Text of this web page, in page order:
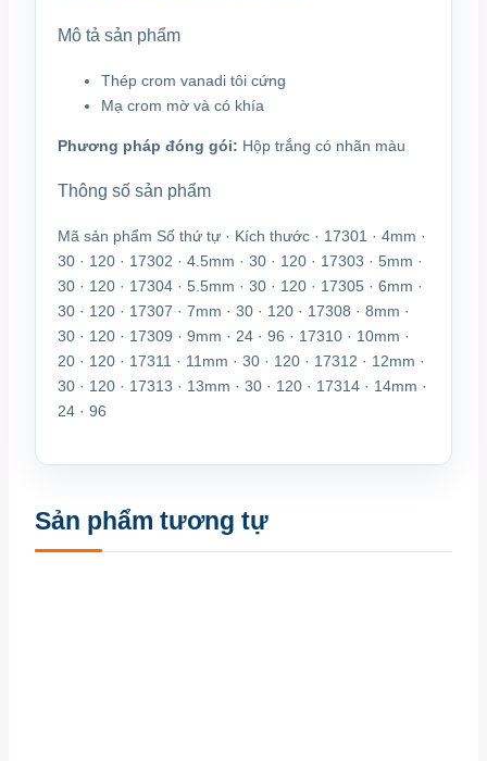
Mô tả sản phẩm
Thép crom vanadi tôi cứng
Mạ crom mờ và có khía
Phương pháp đóng gói: Hộp trắng có nhãn màu
Thông số sản phẩm
Mã sản phẩm Số thứ tự · Kích thước · 17301 · 4mm ·
30 · 120 · 17302 · 4.5mm · 30 · 120 · 17303 · 5mm ·
30 · 120 · 17304 · 5.5mm · 30 · 120 · 17305 · 6mm ·
30 · 120 · 17307 · 7mm · 30 · 120 · 17308 · 8mm ·
30 · 120 · 17309 · 9mm · 24 · 96 · 17310 · 10mm ·
20 · 120 · 17311 · 11mm · 30 · 120 · 17312 · 12mm ·
30 · 120 · 17313 · 13mm · 30 · 120 · 17314 · 14mm ·
24 · 96
Sản phẩm tương tự